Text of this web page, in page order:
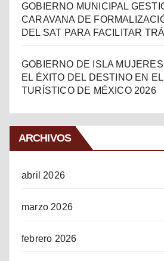
GOBIERNO MUNICIPAL
CARAVANA DE
DEL SAT PARA FACILITAR
GOBIERNO DE ISLA
EL ÉXITO DEL DESTINO EN
TURÍSTICO DE MÉXICO 2026
ARCHIVOS
abril 2026
marzo 2026
febrero 2026